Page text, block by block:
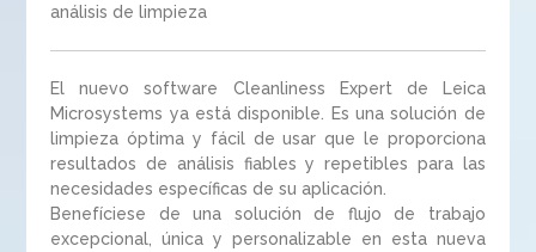
análisis de limpieza
El nuevo software Cleanliness Expert de Leica
Microsystems ya está disponible. Es una solución de
limpieza óptima y fácil de usar que le proporciona
resultados de análisis fiables y repetibles para las
necesidades específicas de su aplicación.
Benefíciese de una solución de flujo de trabajo
excepcional, única y personalizable en esta nueva